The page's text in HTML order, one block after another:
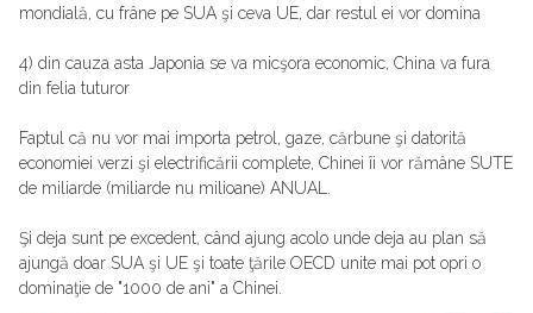
mondială, cu frâne pe SUA şi ceva UE, dar restul ei vor domina
4) din cauza asta Japonia se va micşora economic, China va fura
din felia tuturor
Faptul că nu vor mai importa petrol, gaze, cărbune şi datorită
economiei verzi şi electrificării complete, Chinei îi vor rămâne SUTE
de miliarde (miliarde nu milioane) ANUAL.
Şi deja sunt pe excedent, când ajung acolo unde deja au plan să
ajungă doar SUA şi UE şi toate ţările OECD unite mai pot opri o
dominaţie de "1000 de ani" a Chinei.